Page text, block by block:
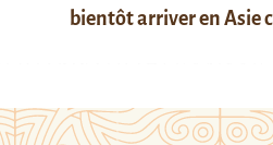
bientôt arriver en Asie